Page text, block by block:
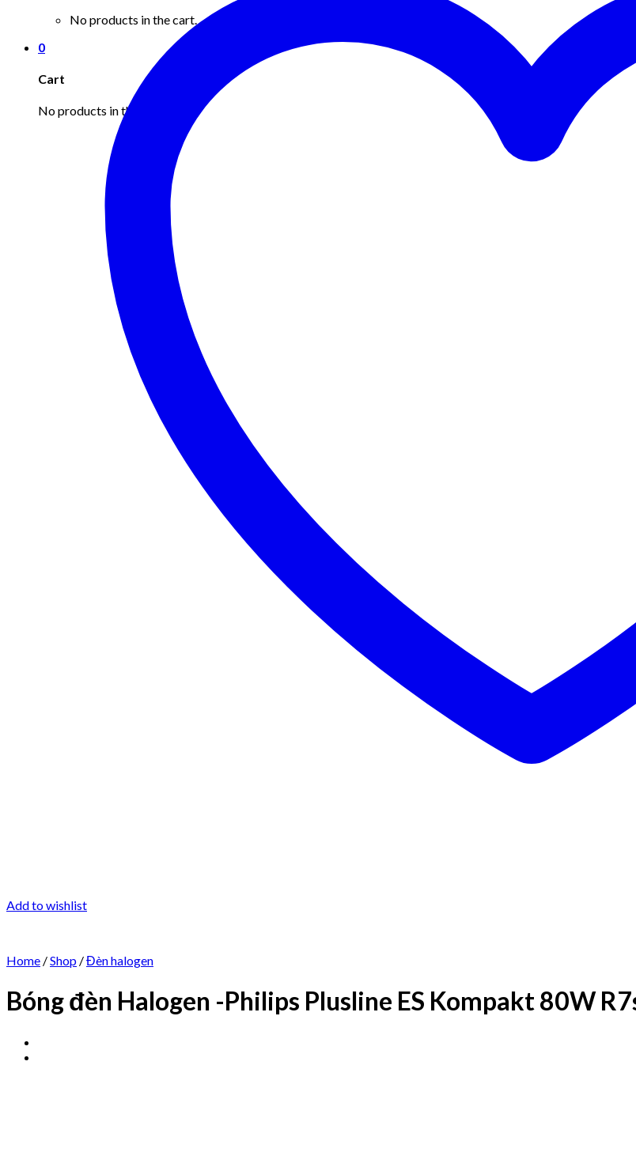
No products in the cart.
0
Cart
No products in the cart.
Add to wishlist
Home /Shop /Đèn halogen
Bóng đèn Halogen -Philips Plusline ES Kompakt 80W